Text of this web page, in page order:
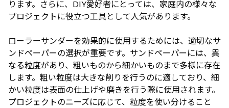
ります。さらに、DIY愛好者にとっては、家庭内の様々な
プロジェクトに役立つ工具として人気があります。
ローラーサンダーを効果的に使用するためには、適切なサ
ンドペーパーの選択が重要です。サンドペーパーには、異
なる粒度があり、粗いものから細かいものまで多様に存在
します。粗い粒度は大きな削りを行うのに適しており、細
かい粒度は表面の仕上げや磨きを行う際に使用されます。
プロジェクトのニーズに応じて、粒度を使い分けること